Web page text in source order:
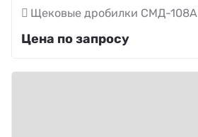
Щековые дробилки СМД-108А
Цена по запросу